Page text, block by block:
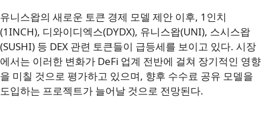
유니스왑의 새로운 토큰 경제 모델 제안 이후, 1인치
(1INCH), 디와이디엑스(DYDX), 유니스왑(UNI), 스시스왑
(SUSHI) 등 DEX 관련 토큰들이 급등세를 보이고 있다. 시장
에서는 이러한 변화가 DeFi 업계 전반에 걸쳐 장기적인 영향
을 미칠 것으로 평가하고 있으며, 향후 수수료 공유 모델을
도입하는 프로젝트가 늘어날 것으로 전망된다.